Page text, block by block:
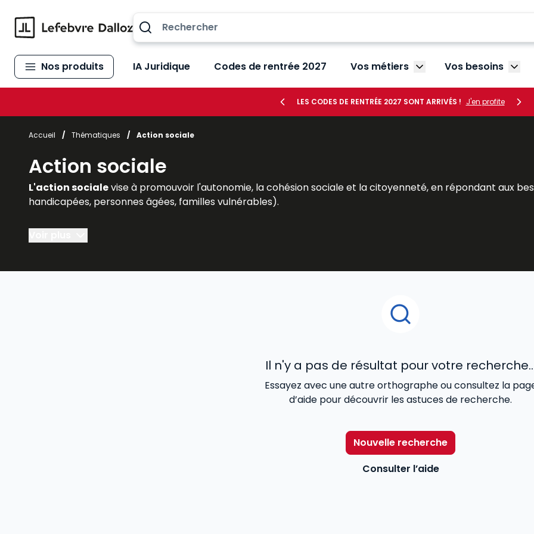
Nos produits IA Juridique Codes de rentrée 2027 Vos métiers Afficher le sous-menu
Vos besoins
LES CODES DE RENTRÉE 2027 SONT ARRIVÉS ! J'en profite
Accueil / Thématiques / Action sociale
Action sociale
L'action socialevise à promouvoir l'autonomie, la cohésion sociale et la citoyenneté, en répondant aux
handicapées, personnes âgées, familles vulnérables).
Pour aider les professionnels du secteur – travailleurs sociaux, chefs de service, directeurs… – à mieux
avec une information utile et accessible répondant à leurs besoins : des contenus réglementaires et
Il n'y a pas de résultat pour votre
Essayez avec une autre orthographe ou consultez la
d’aide pour découvrir les astuces de recherche.
Nouvelle recherche
Consulter l’aide